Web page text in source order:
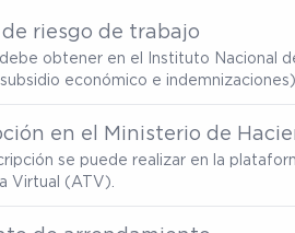
riesgo de trabajo
obtener en el Instituto Nacional
económico e indemnizaciones).
en el Ministerio de
se puede realizar en la
Virtual (ATV).